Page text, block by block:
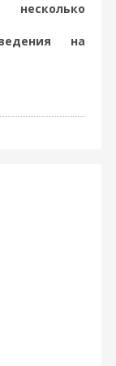
на